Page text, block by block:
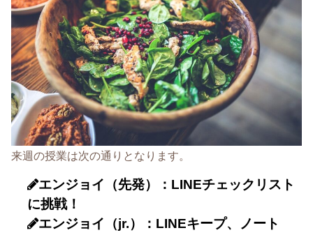
来週の授業は次の通りとなります。
エンジョイ（先発）：LINEチェックリスト
に挑戦！
エンジョイ（jr.）：LINEキープ、ノート